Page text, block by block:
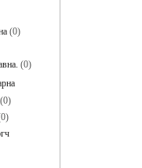
(0)
(0)
(0)